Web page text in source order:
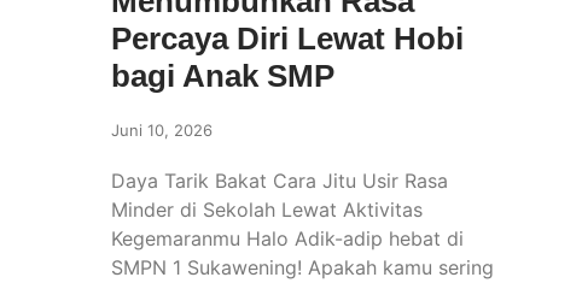
Percaya Diri Lewat Hobi
bagi Anak SMP
Juni 10, 2026
Daya Tarik Bakat Cara Jitu Usir Rasa
Minder di Sekolah Lewat Aktivitas
Kegemaranmu Halo Adik-adip hebat di
SMPN 1 Sukawening! Apakah kamu sering